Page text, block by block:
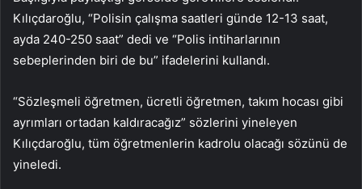
Kılıçdaroğlu, “Polisin çalışma saatleri günde 12-13 saat,
ayda 240-250 saat” dedi ve “Polis intiharlarının
sebeplerinden biri de bu” ifadelerini kullandı.
“Sözleşmeli öğretmen, ücretli öğretmen, takım hocası gibi
ayrımları ortadan kaldıracağız” sözlerini yineleyen
Kılıçdaroğlu, tüm öğretmenlerin kadrolu olacağı sözünü de
yineledi.